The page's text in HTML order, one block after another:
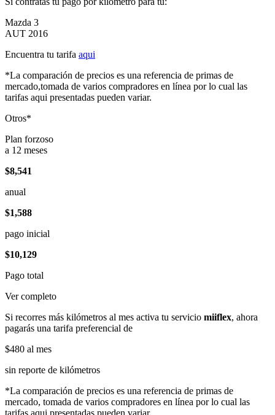
Mazda 3
AUT 2016
Encuentra tu tarifa aqui
*La comparación de precios es una referencia de primas de
mercado,tomada de varios compradores en línea por lo cual las
tarifas aqui presentadas pueden variar.
Otros*
Plan forzoso
a 12 meses
$8,541
anual
$1,588
pago inicial
$10,129
Pago total
Ver completo
Si recorres más kilómetros al mes activa tu servicio miiflex, ahora
pagarás una tarifa preferencial de
$480 al mes
sin reporte de kilómetros
*La comparación de precios es una referencia de primas de
mercado, tomada de varios compradores en línea por lo cual las
tarifas aqui presentadas pueden variar.